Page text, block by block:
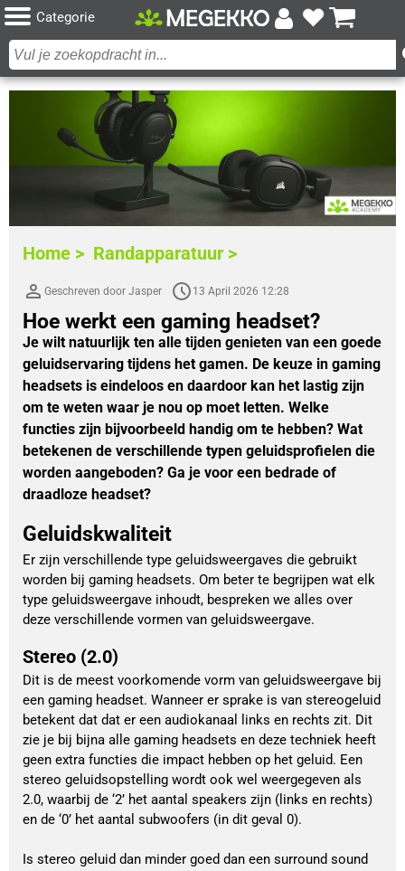
Categorie
Home > Randapparatuur >
Geschreven door Jasper 13 April 2026 12:28
Hoe werkt een gaming headset?
Je wilt natuurlijk ten alle tijden genieten van een goede
geluidservaring tijdens het gamen. De keuze in gaming
headsets is eindeloos en daardoor kan het lastig zijn
om te weten waar je nou op moet letten. Welke
functies zijn bijvoorbeeld handig om te hebben? Wat
betekenen de verschillende typen geluidsprofielen die
worden aangeboden? Ga je voor een bedrade of
draadloze headset?
Geluidskwaliteit
Er zijn verschillende type geluidsweergaves die gebruikt
worden bij gaming headsets. Om beter te begrijpen wat elk
type geluidsweergave inhoudt, bespreken we alles over
deze verschillende vormen van geluidsweergave.
Stereo (2.0)
Dit is de meest voorkomende vorm van geluidsweergave bij
een gaming headset. Wanneer er sprake is van stereogeluid
betekent dat dat er een audiokanaal links en rechts zit. Dit
zie je bij bijna alle gaming headsets en deze techniek heeft
geen extra functies die impact hebben op het geluid. Een
stereo geluidsopstelling wordt ook wel weergegeven als
2.0, waarbij de ‘2’ het aantal speakers zijn (links en rechts)
en de ‘0’ het aantal subwoofers (in dit geval 0).
Is stereo geluid dan minder goed dan een surround sound